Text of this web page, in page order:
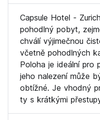
Capsule Hotel -
pohodlný pobyt,
chválí výjimečnou
včetně pohodlných
Poloha je ideální pro
jeho nalezení může
obtížné. Je vhodný
ty s krátkými